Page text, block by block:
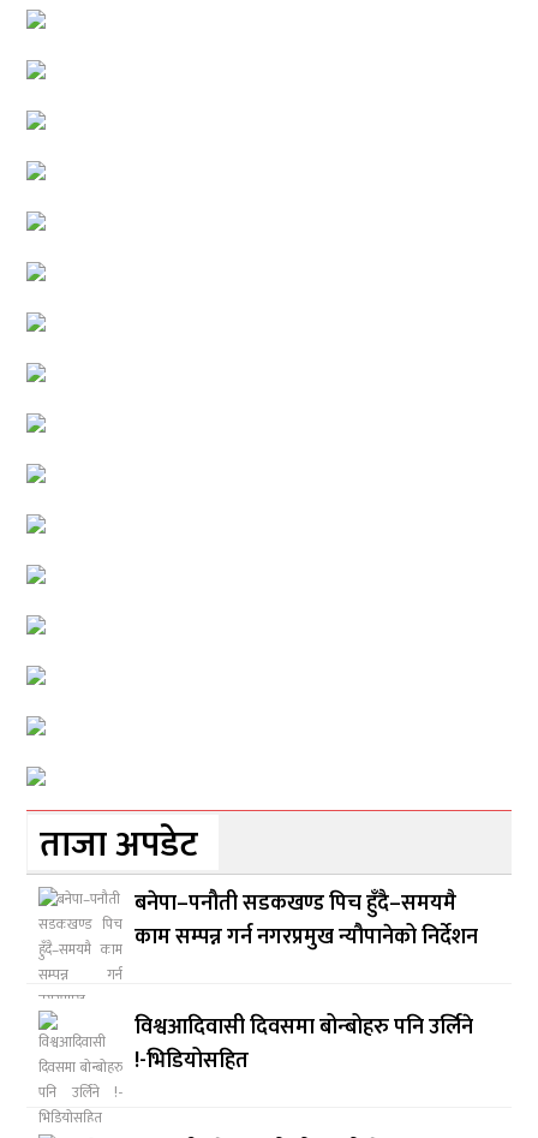
ताजा अपडेट
बनेपा–पनौती सडकखण्ड पिच हुँदै–समयमै
काम सम्पन्न गर्न नगरप्रमुख न्यौपानेको निर्देशन
विश्वआदिवासी दिवसमा बोन्बोहरु पनि उर्लिने
!-भिडियोसहित